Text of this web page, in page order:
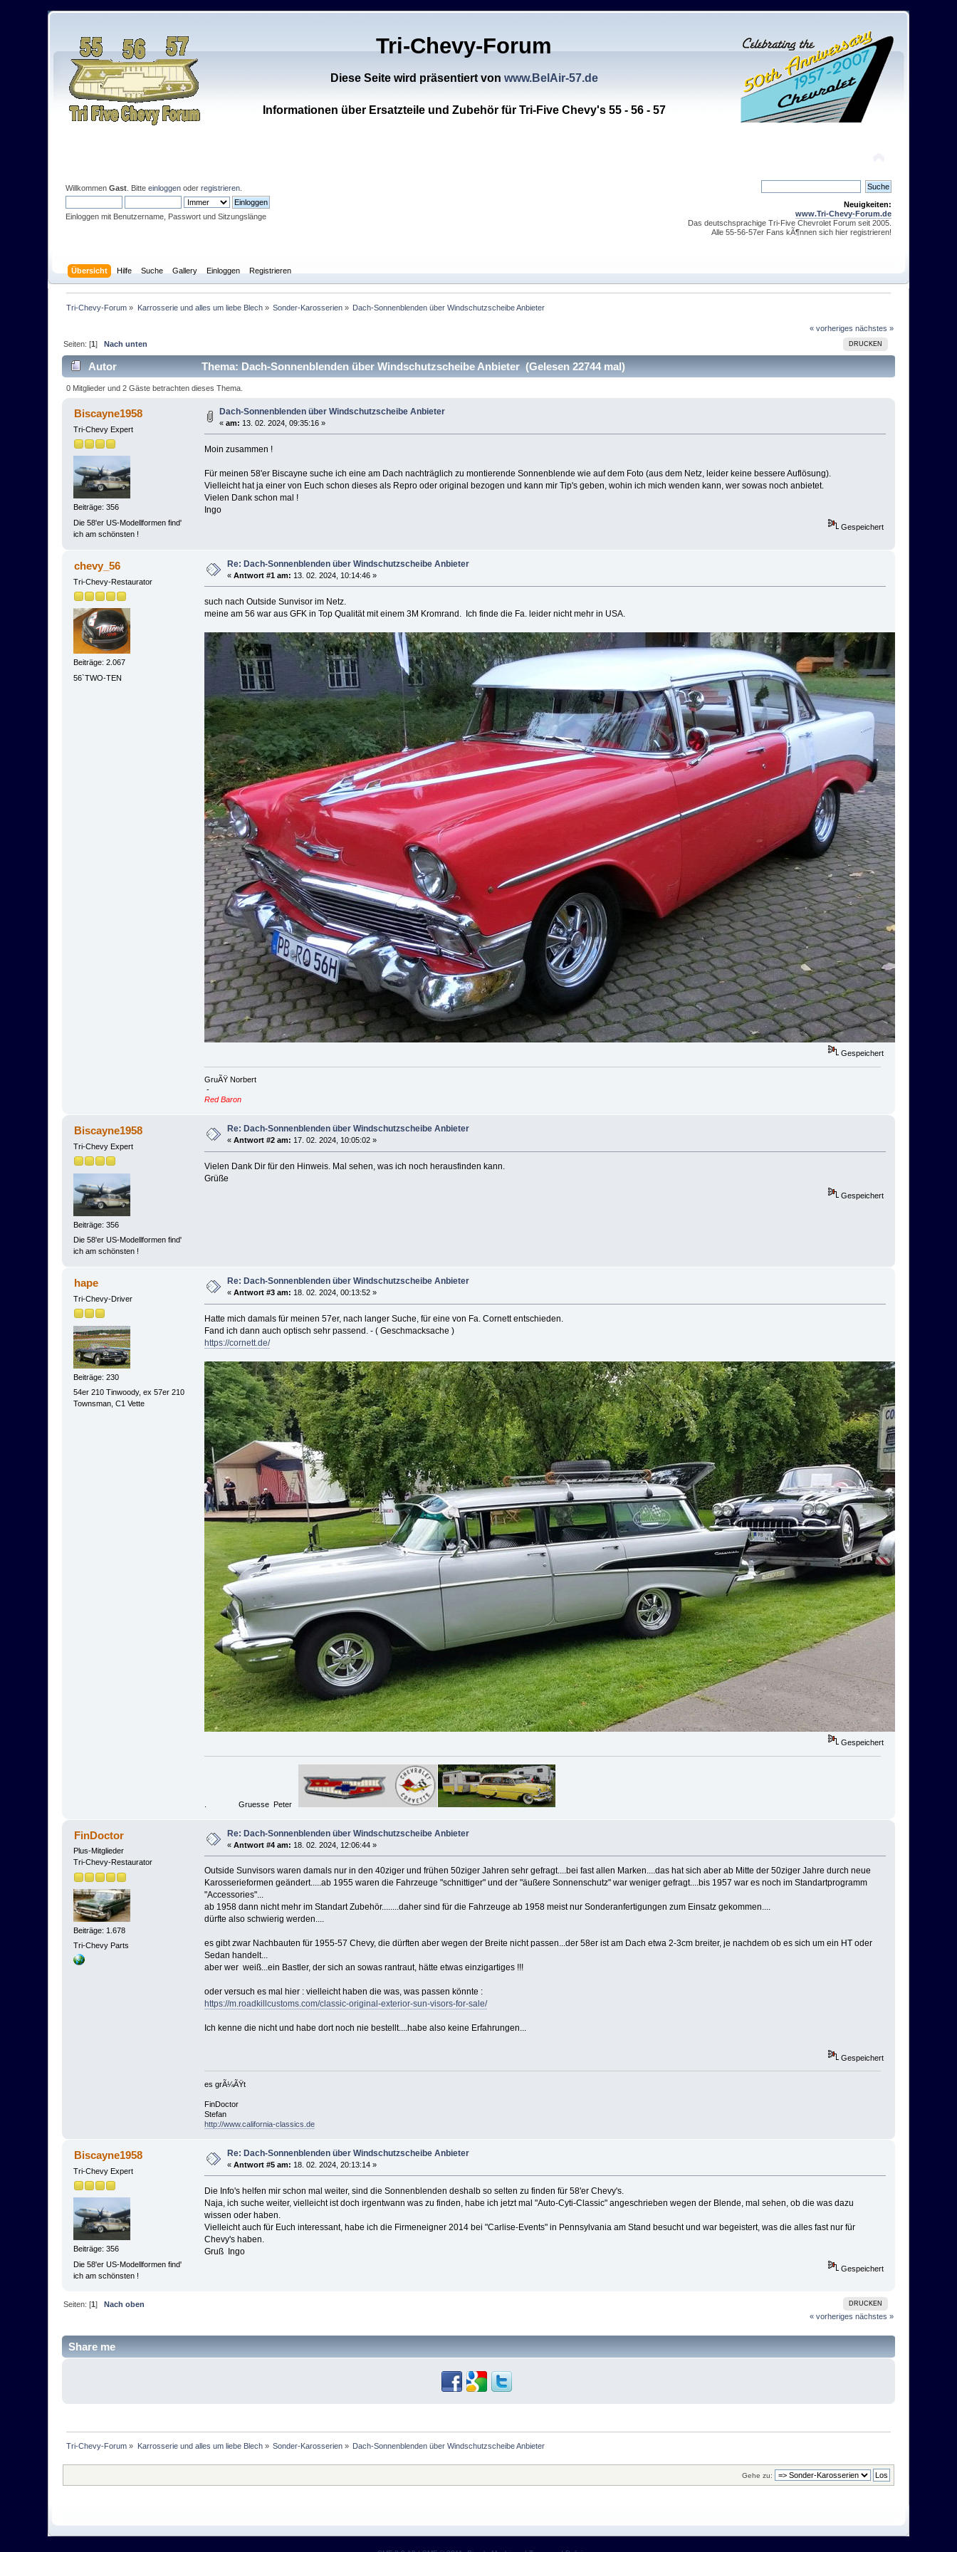
Tri-Chevy-Forum
Diese Seite wird präsentiert von www.BelAir-57.de
Informationen über Ersatzteile und Zubehör für Tri-Five Chevy's 55 - 56 - 57
WillkommenGast . Bitteeinloggen oderregistrieren
Einloggen mit Benutzername, Passwort und Sitzungslänge
Neuigkeiten:
www.Tri-Chevy-Forum.de
Das deutschsprachige Tri-Five Chevrolet Forum seit 2005.
Alle 55-56-57er Fans kÃ¶nnen sich hier registrieren!
Übersicht Hilfe Suche Gallery Einloggen Registrieren
Tri-Chevy-Forum » Karrosserie und alles um liebe Blech» Sonder-Karosserien » Dach-Sonnenblenden über Windschutzscheibe Anbieter
« vorheriges nächstes »
DRUCKEN
Seiten: [1] Nach unten
Autor Thema: Dach-Sonnenblenden über Windschutzscheibe Anbieter (Gelesen 22744 mal)
0 Mitglieder und 2 Gäste betrachten dieses Thema.
Biscayne1958
Tri-Chevy Expert
Beiträge: 356
Die 58'er US-Modellformen find'
ich am schönsten !
Dach-Sonnenblenden über Windschutzscheibe Anbieter
«am: 13. 02. 2024, 09:35:16 »
Moin zusammen !
Für meinen 58'er Biscayne suche ich eine am Dach nachträglich zu montierende Sonnenblende wie auf dem Foto (aus dem Netz, leider keine bessere Auflösung).
Vielleicht hat ja einer von Euch schon dieses als Repro oder original bezogen und kann mir Tip's geben, wohin ich mich wenden kann, wer sowas noch anbietet.
Vielen Dank schon mal !
Ingo
Gespeichert
chevy_56
Tri-Chevy-Restaurator
Beiträge: 2.067
56`TWO-TEN
Re: Dach-Sonnenblenden über Windschutzscheibe Anbieter
«Antwort #1 am: 13. 02. 2024, 10:14:46 »
such nach Outside Sunvisor im Netz.
meine am 56 war aus GFK in Top Qualität mit einem 3M Kromrand. Ich finde die Fa. leider nicht mehr in USA.
Gespeichert
GruÃŸ Norbert
-
Red Baron
Biscayne1958
Tri-Chevy Expert
Beiträge: 356
Die 58'er US-Modellformen find'
ich am schönsten !
Re: Dach-Sonnenblenden über Windschutzscheibe Anbieter
«Antwort #2 am: 17. 02. 2024, 10:05:02 »
Vielen Dank Dir für den Hinweis. Mal sehen, was ich noch herausfinden kann.
Grüße
Gespeichert
hape
Tri-Chevy-Driver
Beiträge: 230
54er 210 Tinwoody, ex 57er 210
Townsman, C1 Vette
Re: Dach-Sonnenblenden über Windschutzscheibe Anbieter
«Antwort #3 am: 18. 02. 2024, 00:13:52 »
Hatte mich damals für meinen 57er, nach langer Suche, für eine von Fa. Cornett entschieden.
Fand ich dann auch optisch sehr passend. - ( Geschmacksache )
https://cornett.de/
Gespeichert
. Gruesse Peter
FinDoctor
Plus-Mitglieder
Tri-Chevy-Restaurator
Beiträge: 1.678
Tri-Chevy Parts
Re: Dach-Sonnenblenden über Windschutzscheibe Anbieter
«Antwort #4 am: 18. 02. 2024, 12:06:44 »
Outside Sunvisors waren damals nur in den 40ziger und frühen 50ziger Jahren sehr gefragt....bei fast allen Marken....das hat sich aber ab Mitte der 50ziger Jahre durch neue
Karosserieformen geändert.....ab 1955 waren die Fahrzeuge "schnittiger" und der "äußere Sonnenschutz" war weniger gefragt....bis 1957 war es noch im Standartprogramm
"Accessories"...
ab 1958 dann nicht mehr im Standart Zubehör........daher sind für die Fahrzeuge ab 1958 meist nur Sonderanfertigungen zum Einsatz gekommen....
dürfte also schwierig werden....
es gibt zwar Nachbauten für 1955-57 Chevy, die dürften aber wegen der Breite nicht passen...der 58er ist am Dach etwa 2-3cm breiter, je nachdem ob es sich um ein HT oder
Sedan handelt...
aber wer weiß...ein Bastler, der sich an sowas rantraut, hätte etwas einzigartiges !!!
oder versuch es mal hier : vielleicht haben die was, was passen könnte :
https://m.roadkillcustoms.com/classic-original-exterior-sun-visors-for-sale/
Ich kenne die nicht und habe dort noch nie bestellt....habe also keine Erfahrungen...
Gespeichert
es grÃ¼ÃŸt
FinDoctor
Stefan
http://www.california-classics.de
Biscayne1958
Tri-Chevy Expert
Beiträge: 356
Die 58'er US-Modellformen find'
ich am schönsten !
Re: Dach-Sonnenblenden über Windschutzscheibe Anbieter
«Antwort #5 am: 18. 02. 2024, 20:13:14 »
Die Info's helfen mir schon mal weiter, sind die Sonnenblenden deshalb so selten zu finden für 58'er Chevy's.
Naja, ich suche weiter, vielleicht ist doch irgentwann was zu finden, habe ich jetzt mal "Auto-Cyti-Classic" angeschrieben wegen der Blende, mal sehen, ob die was dazu
wissen oder haben.
Vielleicht auch für Euch interessant, habe ich die Firmeneigner 2014 bei "Carlise-Events" in Pennsylvania am Stand besucht und war begeistert, was die alles fast nur für
Chevy's haben.
Gruß Ingo
Gespeichert
DRUCKEN
Seiten: [1]Nach oben
« vorheriges nächstes »
Share me
Tri-Chevy-Forum » Karrosserie und alles um liebe Blech» Sonder-Karosserien » Dach-Sonnenblenden über Windschutzscheibe Anbieter
Gehe zu: